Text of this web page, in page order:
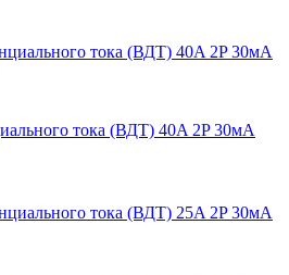
тока (ВДТ) 40A 2P 30мА